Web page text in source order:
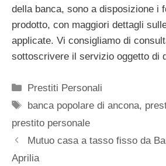
della banca, sono a disposizione i
prodotto, con maggiori dettagli
applicate. Vi consigliamo di
sottoscrivere il servizio oggetto di
Categorie
Prestiti Personali
Tag
banca popolare di ancona,
prestito personale
Mutuo casa a tasso fisso da
Aprilia